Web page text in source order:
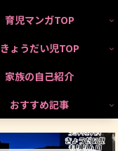
育児マンガTOP
きょうだい児TOP
家族の自己紹介
おすすめ記事